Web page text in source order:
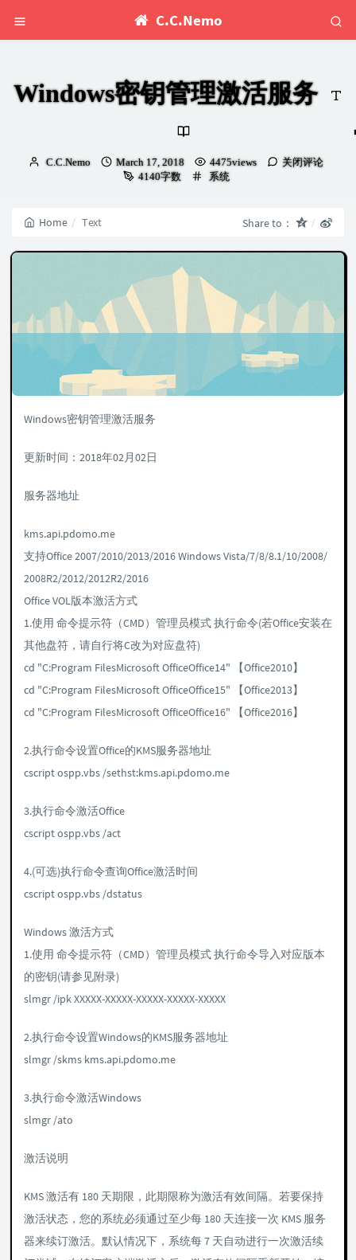
C.C.Nemo
Windows密钥管理激活服务
Author：
C.C.Nemo
发
布
March 17, 2018 4475views
关闭评论
4140字数
Categories：
系统
Home Text Share to：
Windows密钥管理激活服务
更新时间：2018年02月02日
服务器地址
kms.api.pdomo.me
支持Office 2007/2010/2013/2016 Windows Vista/7/8/8.1/10/2008/
2008R2/2012/2012R2/2016
Office VOL版本激活方式
1.使用 命令提示符（CMD）管理员模式 执行命令(若Office安装在
其他盘符，请自行将C改为对应盘符)
cd "C:Program FilesMicrosoft OfficeOffice14" 【Office2010】
cd "C:Program FilesMicrosoft OfficeOffice15" 【Office2013】
cd "C:Program FilesMicrosoft OfficeOffice16" 【Office2016】
2.执行命令设置Office的KMS服务器地址
cscript ospp.vbs /sethst:kms.api.pdomo.me
3.执行命令激活Office
cscript ospp.vbs /act
4.(可选)执行命令查询Office激活时间
cscript ospp.vbs /dstatus
Windows 激活方式
1.使用 命令提示符（CMD）管理员模式 执行命令导入对应版本
的密钥(请参见附录)
slmgr /ipk XXXXX-XXXXX-XXXXX-XXXXX-XXXXX
2.执行命令设置Windows的KMS服务器地址
slmgr /skms kms.api.pdomo.me
3.执行命令激活Windows
slmgr /ato
激活说明
KMS 激活有 180 天期限，此期限称为激活有效间隔。若要保持
激活状态，您的系统必须通过至少每 180 天连接一次 KMS 服务
器来续订激活。默认情况下，系统每 7 天自动进行一次激活续